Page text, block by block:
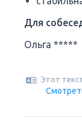
Для
Ольга *****
Этот